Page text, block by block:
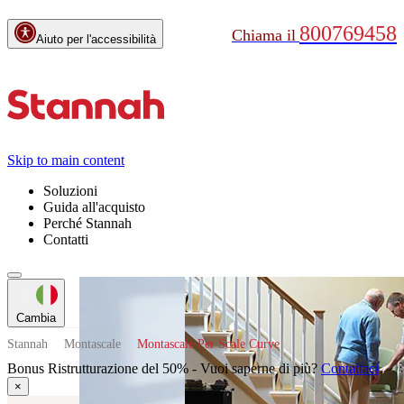
Aiuto per l'accessibilità Chiama il 800769458
Skip to main content
Soluzioni
Guida all'acquisto
Perché Stannah
Contatti
Piattaforme
elevatrici
Servoscala a
piattaforma
Cambia
Stannah
Montascale Montascale Per Scale Curve
Bonus Ristrutturazione del 50% - Vuoi saperne di più? Contattaci
×